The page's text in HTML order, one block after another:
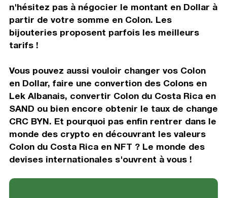
n'hésitez pas à négocier le montant en Dollar à
partir de votre somme en Colon. Les
bijouteries proposent parfois les meilleurs
tarifs !
Vous pouvez aussi vouloir changer vos Colon
en Dollar, faire une convertion des Colons en
Lek Albanais, convertir Colon du Costa Rica en
SAND ou bien encore obtenir le taux de change
CRC BYN. Et pourquoi pas enfin rentrer dans le
monde des crypto en découvrant les valeurs
Colon du Costa Rica en NFT ? Le monde des
devises internationales s'ouvrent à vous !